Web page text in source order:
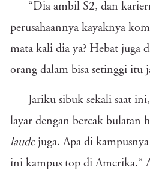
“Dia ambil S2, dan
perusahaannya kayaknya
mata kali dia ya? Hebat juga
orang dalam bisa setinggi itu
Jariku sibuk sekali saat
layar dengan bercak bulatan
laude juga. Apa di
ini kampus top di Amerika.“